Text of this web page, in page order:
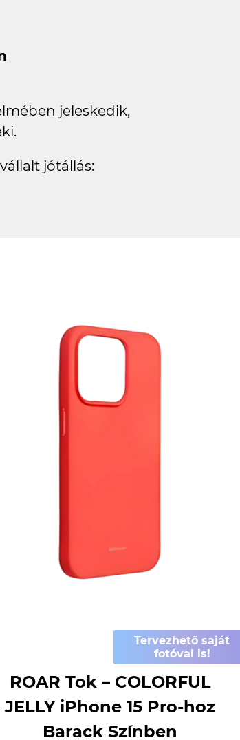
jeleskedik,
jótállás:
Tervezhető saját
fotóval is!
ROAR Tok – COLORFUL
JELLY iPhone 15 Pro-hoz
Barack Színben